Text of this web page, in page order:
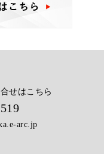
せはこちら
arc.jp